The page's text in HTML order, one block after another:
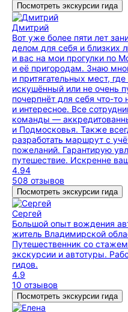
Посмотреть экскурсии гида
Дмитрий
Вот уже более пяти лет
делом для себя и близких
и вас на мои прогулки по
и её пригородам. Знаю
и притягательных мест,
искушённый или не очень
почерпнёт для себя что-то
и интересное. Все
команды —
и Подмосковья. Также
разработать маршрут с
пожеланий. Гарантирую
путешествие. Искренне
4.94
508 отзывов
Посмотреть экскурсии гида
Сергей
Большой опыт вождения
житель Владимирской
Путешественник со
экскурсии и автотуры.
гидов.
4.9
10 отзывов
Посмотреть экскурсии гида